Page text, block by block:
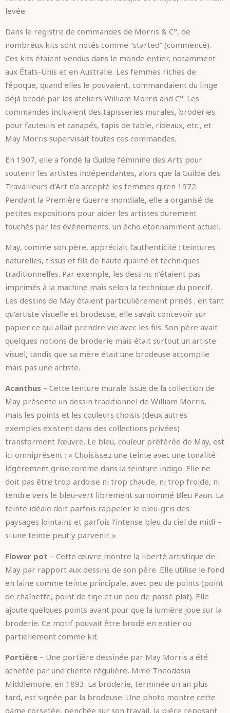
levée.
Dans le registre de commandes de Morris & C°, de
nombreux kits sont notés comme “started” (commencé).
Ces kits étaient vendus dans le monde entier, notamment
aux États-Unis et en Australie. Les femmes riches de
l’époque, quand elles le pouvaient, commandaient du linge
déjà brodé par les ateliers William Morris and C°. Les
commandes incluaient des tapisseries murales, broderies
pour fauteuils et canapés, tapis de table, rideaux, etc., et
May Morris supervisait toutes ces commandes.
En 1907, elle a fondé la Guilde féminine des Arts pour
soutenir les artistes indépendantes, alors que la Guilde des
Travailleurs d’Art n’a accepté les femmes qu’en 1972.
Pendant la Première Guerre mondiale, elle a organisé de
petites expositions pour aider les artistes durement
touchés par les événements, un écho étonnamment actuel.
May, comme son père, appréciait l’authenticité : teintures
naturelles, tissus et fils de haute qualité et techniques
traditionnelles. Par exemple, les dessins n’étaient pas
imprimés à la machine mais selon la technique du poncif.
Les dessins de May étaient particulièrement prisés : en tant
qu’artiste visuelle et brodeuse, elle savait concevoir sur
papier ce qui allait prendre vie avec les fils. Son père avait
quelques notions de broderie mais était surtout un artiste
visuel, tandis que sa mère était une brodeuse accomplie
mais pas une artiste.
Acanthus – Cette tenture murale issue de la collection de
May présente un dessin traditionnel de William Morris,
mais les points et les couleurs choisis (deux autres
exemples existent dans des collections privées)
transforment l’œuvre. Le bleu, couleur préférée de May, est
ici omniprésent : « Choisissez une teinte avec une tonalité
légèrement grise comme dans la teinture indigo. Elle ne
doit pas être trop ardoise ni trop chaude, ni trop froide, ni
tendre vers le bleu-vert librement surnommé Bleu Paon. La
teinte idéale doit parfois rappeler le bleu-gris des
paysages lointains et parfois l’intense bleu du ciel de midi –
si une teinte peut y parvenir. »
Flower pot – Cette œuvre montre la liberté artistique de
May par rapport aux dessins de son père. Elle utilise le fond
en laine comme teinte principale, avec peu de points (point
de chaînette, point de tige et un peu de passé plat). Elle
ajoute quelques points avant pour que la lumière joue sur la
broderie. Ce motif pouvait être brodé en entier ou
partiellement comme kit.
Portière – Une portière dessinée par May Morris a été
achetée par une cliente régulière, Mme Theodosia
Middlemore, en 1893. La broderie, terminée un an plus
tard, est signée par la brodeuse. Une photo montre cette
dame corsetée, penchée sur son travail, la pièce reposant